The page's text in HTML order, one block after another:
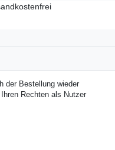
Daten­schutz­erklärung
der Bestellung wieder
Rechten als Nutzer